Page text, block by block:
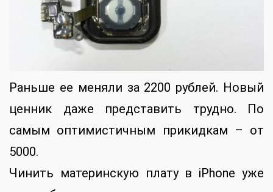
Раньше ее меняли за 2200 рублей. Новый
ценник даже представить трудно. По
самым оптимистичным прикидкам – от
5000.
Чинить материнскую плату в iPhone уже